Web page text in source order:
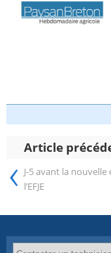
Article
‹ J-5 avant la
l’EFJE